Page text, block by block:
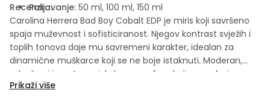
Pakovanje: 50 ml, 100 ml, 150 ml
Recenzija:
Carolina Herrera Bad Boy Cobalt EDP je miris koji savršeno
spaja muževnost i sofisticiranost. Njegov kontrast svježih i
toplih tonova daje mu savremeni karakter, idealan za
dinamične muškarce koji se ne boje istaknuti. Moderan,
odvažan i izuzetno privlačan – parfem koji ne prolazi
nezapaženo.
Prikaži više